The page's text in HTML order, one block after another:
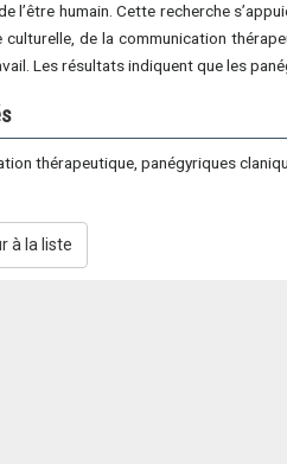
l’être humain. Cette recherche
culturelle, de la communication
Les résultats indiquent que les
thérapeutique, panégyriques
à la liste